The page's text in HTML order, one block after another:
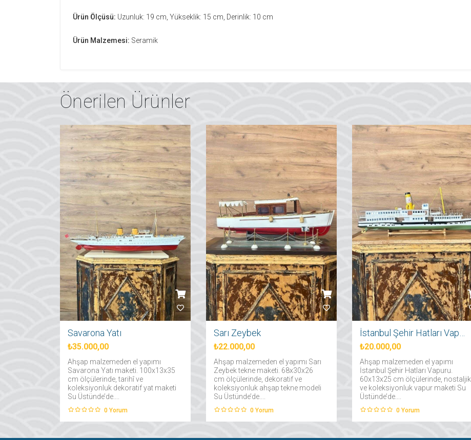
Ürün Ölçüsü: Uzunluk: 19 cm, Yükseklik: 15 cm, Derinlik: 10 cm
Ürün Malzemesi: Seramik
Önerilen Ürünler
Savarona Yatı
₺35.000,00
Ahşap malzemeden el yapımı
Savarona Yatı maketi. 100x13x35
cm ölçülerinde, tarihî ve
koleksiyonluk dekoratif yat maketi
Su Üstünde’de....
0 Yorum
Sarı Zeybek
₺22.000,00
Ahşap malzemeden el yapımı Sarı
Zeybek tekne maketi. 68x30x26
cm ölçülerinde, dekoratif ve
koleksiyonluk ahşap tekne modeli
Su Üstünde’de....
0 Yorum
₺20.000,00
Ahşap malzemeden el yapımı
İstanbul Şehir Hatları Vapuru.
60x13x25 cm ölçülerinde, nostaljik
ve koleksiyonluk vapur maketi Su
Üstünde’de....
0 Yorum